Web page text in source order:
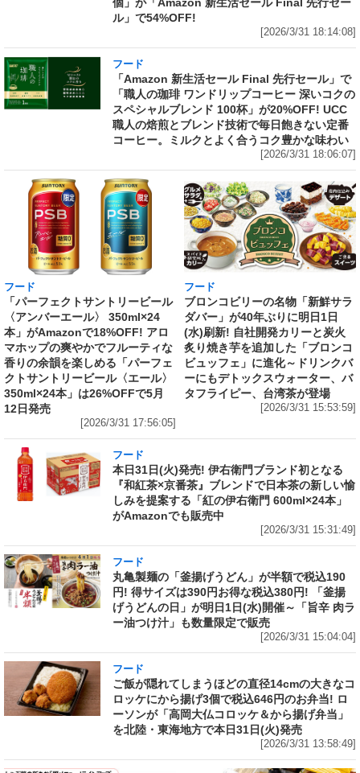
ル」で54%OFF!
[2026/3/31 18:14:08]
フード
「Amazon 新生活セール Final 先行セール」で
「職人の珈琲 ワンドリップコーヒー 深いコクの
スペシャルブレンド 100杯」が20%OFF! UCC
職人の焙煎とブレンド技術で毎日飽きない定番
コーヒー。ミルクとよく合うコク豊かな味わい
[2026/3/31 18:06:07]
フード
「パーフェクトサントリービール
〈アンバーエール〉 350ml×24
本」がAmazonで18%OFF! アロ
マホップの爽やかでフルーティな
香りの余韻を楽しめる「パーフェ
クトサントリービール〈エール〉
350ml×24本」は26%OFFで5月
12日発売
[2026/3/31 17:56:05]
フード
ブロンコビリーの名物「新鮮サラ
ダバー」が40年ぶりに明日1日
(水)刷新! 自社開発カリーと炭火
炙り焼き芋を追加した「ブロンコ
ビュッフェ」に進化～ドリンクバ
ーにもデトックスウォーター、バ
タフライピー、台湾茶が登場
[2026/3/31 15:53:59]
フード
本日31日(火)発売! 伊右衛門ブランド初となる
『和紅茶×京番茶』ブレンドで日本茶の新しい愉
しみを提案する「紅の伊右衛門 600ml×24本」
がAmazonでも販売中
[2026/3/31 15:31:49]
フード
丸亀製麺の「釜揚げうどん」が半額で税込190
円! 得サイズは390円お得な税込380円! 「釜揚
げうどんの日」が明日1日(水)開催～「旨辛 肉ラ
ー油つけ汁」も数量限定で販売
[2026/3/31 15:04:04]
フード
ご飯が隠れてしまうほどの直径14cmの大きなコ
ロッケにから揚げ3個で税込646円のお弁当! ロ
ーソンが「高岡大仏コロッケ＆から揚げ弁当」
を北陸・東海地方で本日31日(火)発売
[2026/3/31 13:58:49]